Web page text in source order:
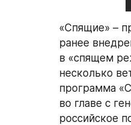
«Спящие» –
ранее
в «спящем
несколько
программа
во главе с
российское